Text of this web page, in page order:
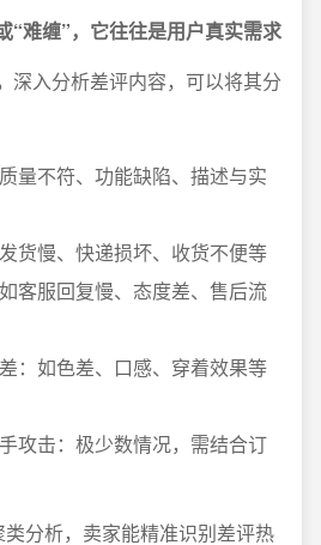
“难缠”，它往往是用户真实需求
深入分析差评内容，可以将其分
量不符、功能缺陷、描述与实
货慢、快递损坏、收货不便等
客服回复慢、态度差、售后流
：如色差、口感、穿着效果等
攻击：极少数情况，需结合订
类分析，卖家能精准识别差评热